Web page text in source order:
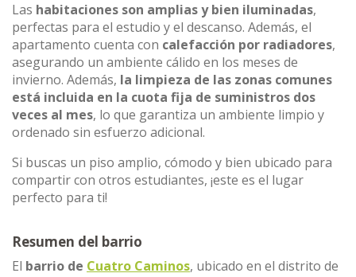
Las habitaciones son amplias y bien iluminadas,
perfectas para el estudio y el descanso. Además, el
apartamento cuenta con calefacción por radiadores,
asegurando un ambiente cálido en los meses de
invierno. Además, la limpieza de las zonas comunes
está incluida en la cuota fija de suministros dos
veces al mes, lo que garantiza un ambiente limpio y
ordenado sin esfuerzo adicional.
Si buscas un piso amplio, cómodo y bien ubicado para
compartir con otros estudiantes, ¡este es el lugar
perfecto para ti!
Resumen del barrio
El barrio de Cuatro Caminos, ubicado en el distrito de